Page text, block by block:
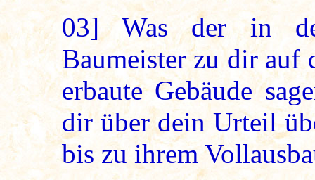
03]Was der in der
Baumeister zu dir auf
erbaute Gebäude
dir über dein Urteil
bis zu ihrem